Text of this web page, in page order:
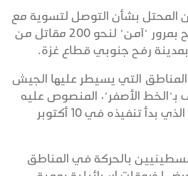
المحتل بشأن التوصل لتسوية مع
واشنطن تقضي بالسماح بمرور "آمن" لنحو 200 مقاتل من
رفح جنوبي قطاع غزة.
التي يسيطر عليها الجيش
بـ"الخط الأصفر"، المنصوص عليه
باتفاق وقف إطلاق النار الذي بدأ تنفيذه في 10 أكتوبر
بالحركة في المناطق